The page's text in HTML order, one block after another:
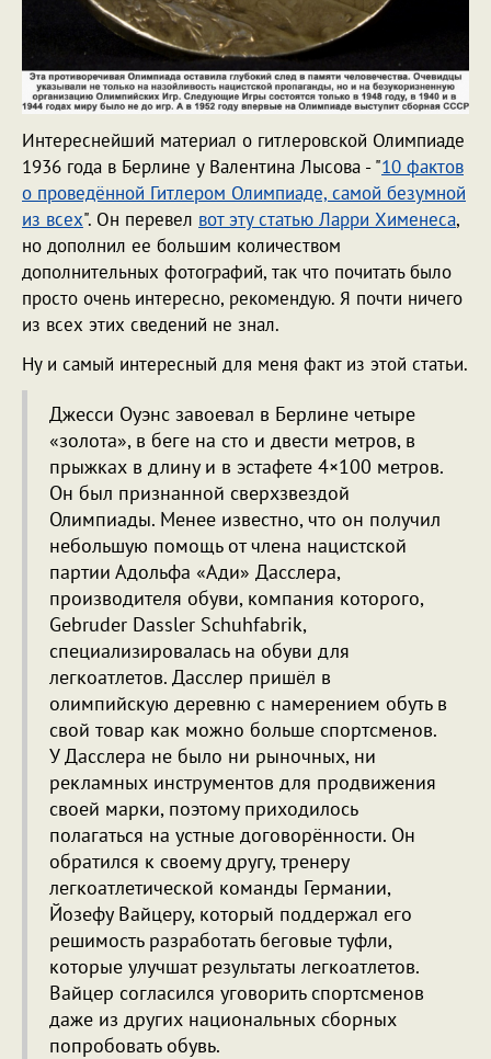
Интереснейший материал о гитлеровской Олимпиаде
1936 года в Берлине у Валентина Лысова - "10 фактов
о проведённой Гитлером Олимпиаде, самой безумной
из всех". Он перевел вот эту статью Ларри Хименеса,
но дополнил ее большим количеством
дополнительных фотографий, так что почитать было
просто очень интересно, рекомендую. Я почти ничего
из всех этих сведений не знал.
Ну и самый интересный для меня факт из этой статьи.
Джесси Оуэнс завоевал в Берлине четыре
«золота», в беге на сто и двести метров, в
прыжках в длину и в эстафете 4×100 метров.
Он был признанной сверхзвездой
Олимпиады. Менее известно, что он получил
небольшую помощь от члена нацистской
партии Адольфа «Ади» Дасслера,
производителя обуви, компания которого,
Gebruder Dassler Schuhfabrik,
специализировалась на обуви для
легкоатлетов. Дасслер пришёл в
олимпийскую деревню с намерением обуть в
свой товар как можно больше спортсменов.
У Дасслера не было ни рыночных, ни
рекламных инструментов для продвижения
своей марки, поэтому приходилось
полагаться на устные договорённости. Он
обратился к своему другу, тренеру
легкоатлетической команды Германии,
Йозефу Вайцеру, который поддержал его
решимость разработать беговые туфли,
которые улучшат результаты легкоатлетов.
Вайцер согласился уговорить спортсменов
даже из других национальных сборных
попробовать обувь.